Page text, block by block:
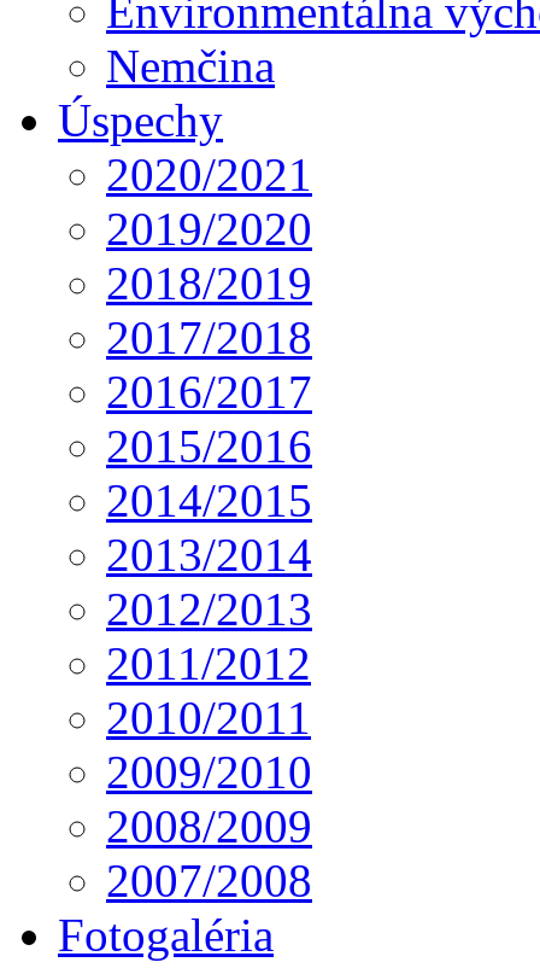
Environmentálna
Nemčina
Úspechy
2020/2021
2019/2020
2018/2019
2017/2018
2016/2017
2015/2016
2014/2015
2013/2014
2012/2013
2011/2012
2010/2011
2009/2010
2008/2009
2007/2008
Fotogaléria